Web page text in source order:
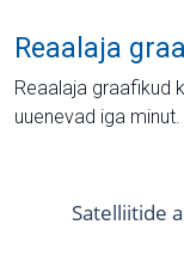
Reaalaja
Reaalaja graafikud
uuenevad iga minut.